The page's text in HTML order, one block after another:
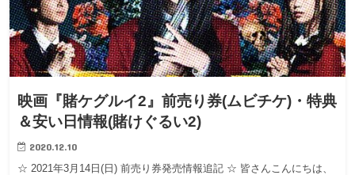
映画『賭ケグルイ2』前売り券(ムビチケ)・特典
＆安い日情報(賭けぐるい2)
2020.12.10
☆ 2021年3月14日(日) 前売り券発売情報追記 ☆ 皆さんこんにちは、